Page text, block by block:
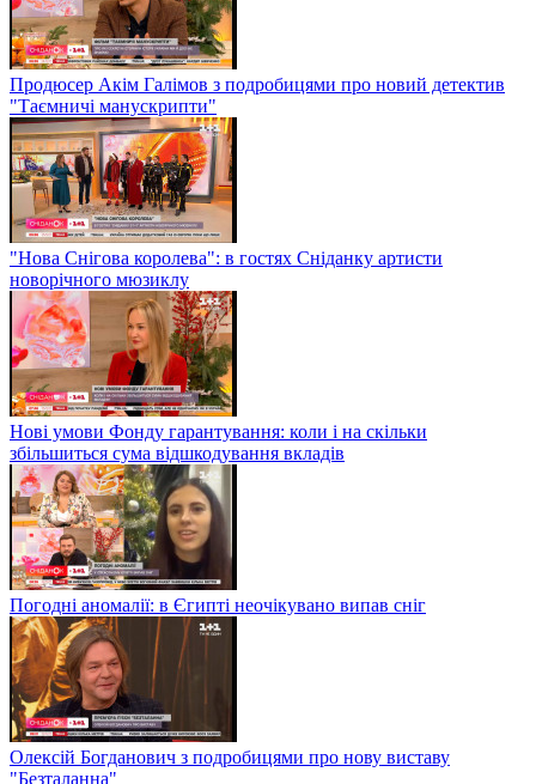
Продюсер Акім Галімов з подробицями про новий детектив
"Таємничі манускрипти"
"Нова Снігова королева": в гостях Сніданку артисти
новорічного мюзиклу
Нові умови Фонду гарантування: коли і на скільки
збільшиться сума відшкодування вкладів
Погодні аномалії: в Єгипті неочікувано випав сніг
Олексій Богданович з подробицями про нову виставу
"Безталанна"